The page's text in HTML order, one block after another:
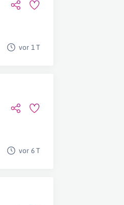
vor 1 T
vor 6 T